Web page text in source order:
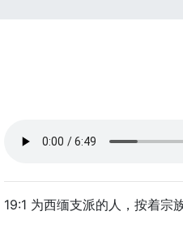
19:1 为西缅支派的人，按着宗